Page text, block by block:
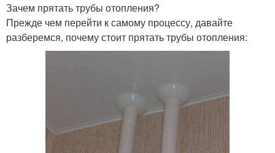
Зачем прятать трубы отопления?
Прежде чем перейти к самому процессу, давайте
разберемся, почему стоит прятать трубы отопления: